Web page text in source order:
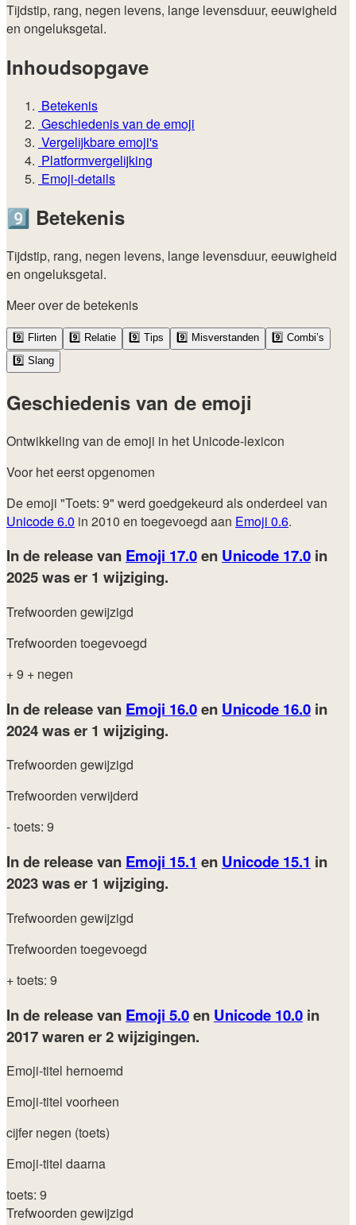
Tijdstip, rang, negen levens, lange levensduur, eeuwigheid
en ongeluksgetal.
Inhoudsopgave
Betekenis
Geschiedenis van de emoji
Vergelijkbare emoji's
Platformvergelijking
Emoji-details
9️⃣ Betekenis
Tijdstip, rang, negen levens, lange levensduur, eeuwigheid
en ongeluksgetal.
Meer over de betekenis
9️⃣ Flirten 9️⃣ Relatie 9️⃣ Tips 9️⃣ Misverstanden 9️⃣ Combi’s
9️⃣ Slang
Geschiedenis van de emoji
Ontwikkeling van de emoji in het Unicode-lexicon
Voor het eerst opgenomen
De emoji "Toets: 9" werd goedgekeurd als onderdeel van
Unicode 6.0 in 2010 en toegevoegd aan Emoji 0.6.
In de release van Emoji 17.0en Unicode 17.0 in
2025was er 1 wijziging.
Trefwoorden gewijzigd
Trefwoorden toegevoegd
+ 9 + negen
In de release van Emoji 16.0en Unicode 16.0 in
2024was er 1 wijziging.
Trefwoorden gewijzigd
Trefwoorden verwijderd
- toets: 9
In de release van Emoji 15.1 en Unicode 15.1 in
2023was er 1 wijziging.
Trefwoorden gewijzigd
Trefwoorden toegevoegd
+ toets: 9
In de release van Emoji 5.0en Unicode 10.0 in
2017waren er 2 wijzigingen.
Emoji-titel hernoemd
Emoji-titel voorheen
cijfer negen (toets)
Emoji-titel daarna
toets: 9
Trefwoorden gewijzigd